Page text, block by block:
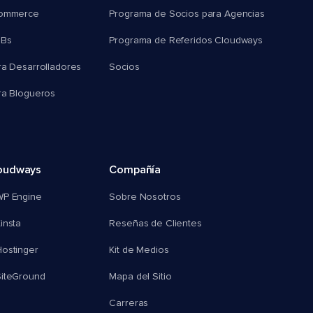
Desarrolladores
Blogueros
Programa de Socios para Agencias
Programa de Referidos Cloudways
Socios
Engine
Compañía
Sobre Nosotros
Reseñas de Clientes
Kit de Medios
Mapa del Sitio
Carreras